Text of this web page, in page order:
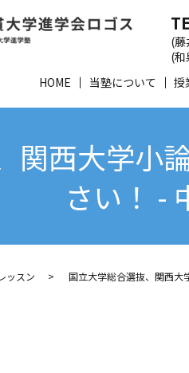
HOME 当塾について 授
(
(
関西大学小
さい！ -
ッスン 国立大学総合選抜、関西大